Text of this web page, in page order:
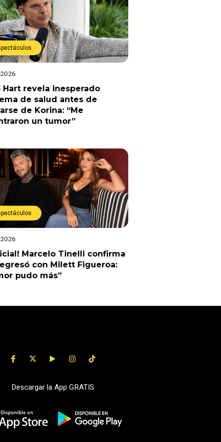
Hart revela inesperado
de salud antes de
de Korina: “Me
un tumor”
Marcelo Tinelli confirma
con Milett Figueroa:
pudo más”
Descargar la App GRATIS